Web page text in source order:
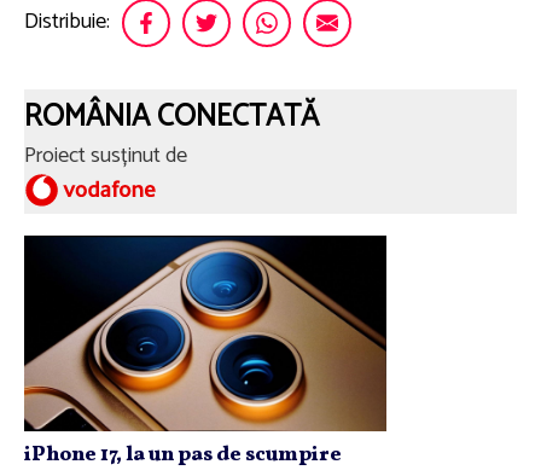
Distribuie:
ROMÂNIA CONECTATĂ
Proiect susținut de
iPhone 17, la un pas de scumpire